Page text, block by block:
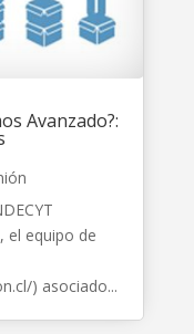
Avanzado?:
el equipo de
) asociado...